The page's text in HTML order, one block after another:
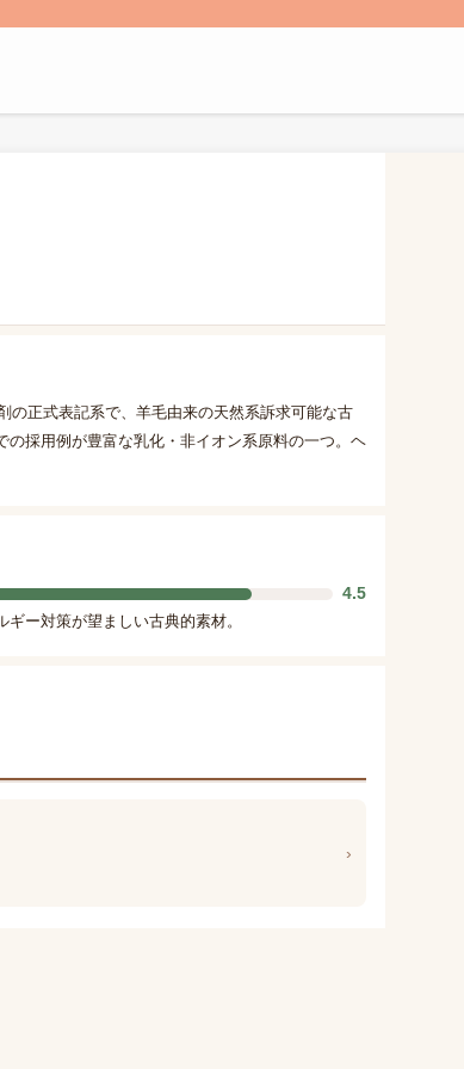
の正式表記系で、羊毛由来の天然系訴求可能な古
採用例が豊富な乳化・非イオン系原料の一つ。ヘ
4.5
ー対策が望ましい古典的素材。
›